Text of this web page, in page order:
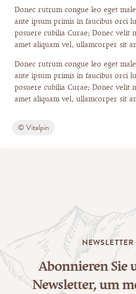
Donec rutrum congue leo eget
ante ipsum primis in faucibus orci
posuere cubilia Curae; Donec velit
amet aliquam vel, ullamcorper sit
Donec rutrum congue leo eget
ante ipsum primis in faucibus orci
posuere cubilia Curae; Donec velit
amet aliquam vel, ullamcorper sit
© Vitalpin
NEWSLETTER
Abonnieren Sie
Newsletter, um